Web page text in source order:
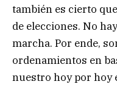
también es cierto
de elecciones. No
marcha. Por ende,
ordenamientos en
nuestro hoy por hoy